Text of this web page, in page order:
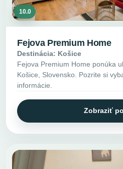
10.0
Fejova Premium Home
Destinácia: Košice
Fejova Premium Home ponúka
Košice, Slovensko. Pozrite si
informácie.
Zobraziť